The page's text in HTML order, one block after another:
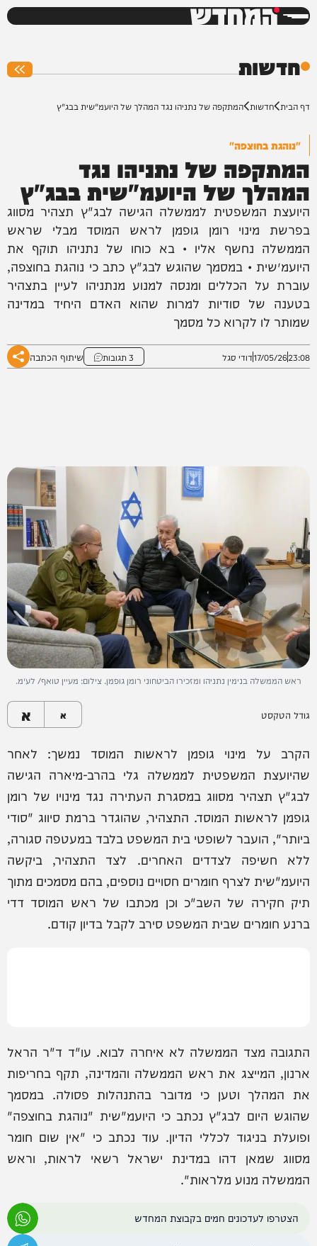
המחדש
חדשות
דף הבית חדשות המתקפה של נתניהו נגד המהלך של היועמ"שית בבג"ץ
"נוהגת בחוצפה"
המתקפה של נתניהו נגד
המהלך של היועמ"שית בבג"ץ
היועצת המשפטית לממשלה הגישה לבג"ץ תצהיר מסווג
בפרשת מינוי רומן גופמן לראש המוסד מבלי שראש
הממשלה נחשף אליו • בא כוחו של נתניהו תוקף את
היועמ״שית • במסמך שהוגש לבג"ץ כתב כי נוהגת בחוצפה,
עוברת על הכללים ומנסה למנוע מנתניהו לעיין בתצהיר
בטענה של סודיות למרות שהוא האדם היחיד במדינה
שמותר לו לקרוא כל מסמך
23:08
17/05/26דודי סגל 3 תגובות שיתוף הכתבה
ראש הממשלה בנימין נתניהו ומזכירו הביטחוני רומן גופמן. צילום: מעיין טואף/ לע״מ.
גודל הטקסט א א
הקרב על מינוי גופמן לראשות המוסד נמשך: לאחר
שהיועצת המשפטית לממשלה גלי בהרב-מיארה הגישה
לבג"ץ תצהיר מסווג במסגרת העתירה נגד מינויו של רומן
גופמן לראשות המוסד. התצהיר, שהוגדר ברמת סיווג "סודי
ביותר", הועבר לשופטי בית המשפט בלבד במעטפה סגורה,
ללא חשיפה לצדדים האחרים. לצד התצהיר, ביקשה
היועמ"שית לצרף חומרים חסויים נוספים, בהם מסמכים מתוך
תיק חקירה של השב"כ וכן מכתבו של ראש המוסד דדי
ברנע חומרים שבית המשפט סירב לקבל בדיון קודם.
התגובה מצד הממשלה לא איחרה לבוא. עו"ד ד"ר הראל
ארנון, המייצג את ראש הממשלה והמדינה, תקף בחריפות
את המהלך וטען כי מדובר בהתנהלות פסולה. במסמך
שהוגש היום לבג"ץ נכתב כי היועמ"שית "נוהגת בחוצפה"
ופועלת בניגוד לכללי הדיון. עוד נכתב כי "אין שום חומר
מסווג שמאן דהו במדינת ישראל רשאי לראות, וראש
הממשלה מנוע מלראות".
הצטרפו לעדכונים חמים בקבוצת המחדש